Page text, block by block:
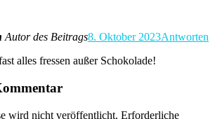
Autor des Beitrags8. Oktober 2023Antworten
alles fressen außer Schokolade!
wird nicht veröffentlicht. Erforderliche